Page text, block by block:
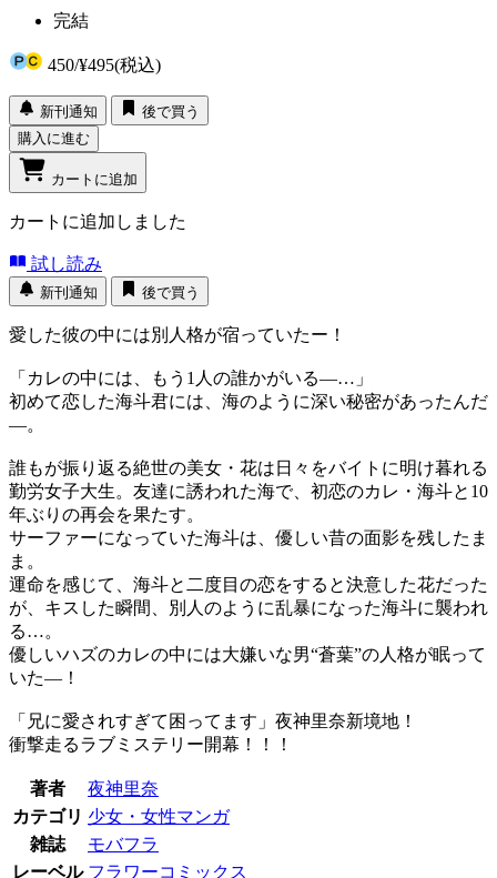
完結
450/¥495(税込)
新刊通知
後で買う
購入に進む
カートに追加
カートに追加しました
試し読み
新刊通知 後で買う
愛した彼の中には別人格が宿っていたー！
「カレの中には、もう1人の誰かがいる―…」
初めて恋した海斗君には、海のように深い秘密があったんだ
―。
誰もが振り返る絶世の美女・花は日々をバイトに明け暮れる
勤労女子大生。友達に誘われた海で、初恋のカレ・海斗と10
年ぶりの再会を果たす。
サーファーになっていた海斗は、優しい昔の面影を残したま
ま。
運命を感じて、海斗と二度目の恋をすると決意した花だった
が、キスした瞬間、別人のように乱暴になった海斗に襲われ
る…。
優しいハズのカレの中には大嫌いな男“蒼葉”の人格が眠って
いた―！
「兄に愛されすぎて困ってます」夜神里奈新境地！
衝撃走るラブミステリー開幕！！！
著者
夜神里奈
カテゴリ 少女・女性マンガ
雑誌
モバフラ
レーベル フラワーコミックス